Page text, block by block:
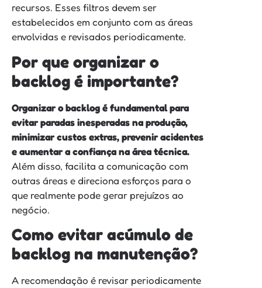
recursos. Esses filtros devem ser
estabelecidos em conjunto com as áreas
envolvidas e revisados periodicamente.
Por que organizar o
backlog é importante?
Organizar o backlog é fundamental para
evitar paradas inesperadas na produção,
minimizar custos extras, prevenir acidentes
e aumentar a confiança na área técnica.
Além disso, facilita a comunicação com
outras áreas e direciona esforços para o
que realmente pode gerar prejuízos ao
negócio.
Como evitar acúmulo de
backlog na manutenção?
A recomendação é revisar periodicamente